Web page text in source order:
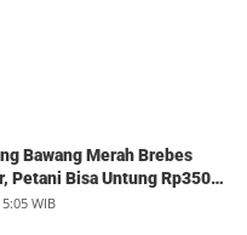
Bawang Merah Brebes
Petani Bisa Untung Rp350
WIB